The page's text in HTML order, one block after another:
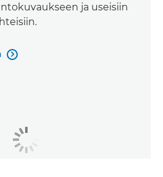
ja useisiin
